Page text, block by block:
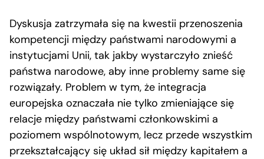
Dyskusja zatrzymała się na kwestii przenoszenia
kompetencji między państwami narodowymi a
instytucjami Unii, tak jakby wystarczyło znieść
państwa narodowe, aby inne problemy same się
rozwiązały. Problem w tym, że integracja
europejska oznaczała nie tylko zmieniające się
relacje między państwami członkowskimi a
poziomem wspólnotowym, lecz przede wszystkim
przekształcający się układ sił między kapitałem a